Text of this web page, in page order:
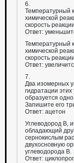
6.
Температурный
химической
скорость
Ответ:
Температурный
химической
скорость
Ответ:
7.
Два изомерных
гидратации
образуется
Запишите его
Ответ: ацетон
Углеводород В,
обладающий
сернокислым
двухосновную
углеводорода В.
Ответ: